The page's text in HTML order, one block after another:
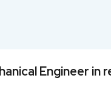
Engineer in